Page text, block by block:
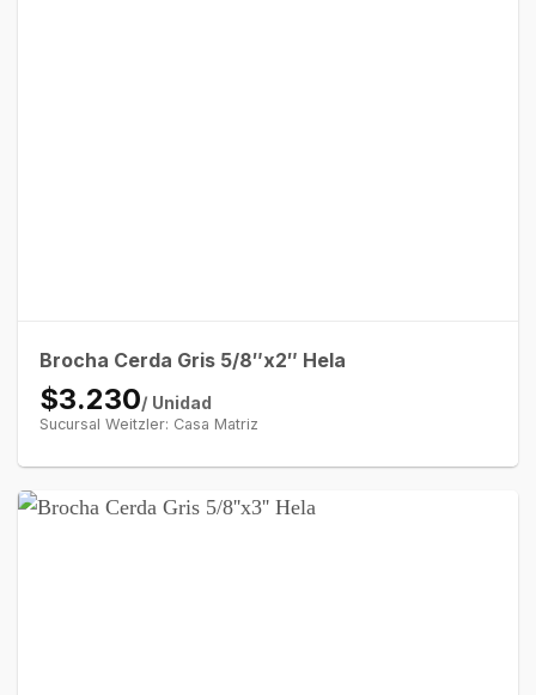
Brocha Cerda Gris 5/8″x2″ Hela
$3.230/ Unidad
Sucursal Weitzler: Casa Matriz